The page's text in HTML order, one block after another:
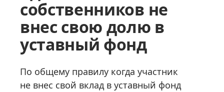
собственников не
внес свою долю в
уставный фонд
По общему правилу когда участник
не внес свой вклад в уставный фонд